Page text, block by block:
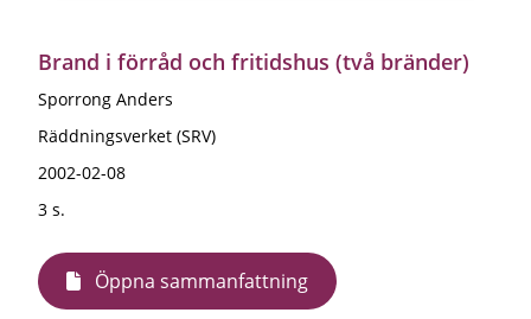
Brand i förråd och fritidshus (två bränder)
Sporrong Anders
Räddningsverket (SRV)
2002-02-08
3 s.
Öppna sammanfattning